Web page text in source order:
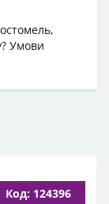
Умови
Код: 124396